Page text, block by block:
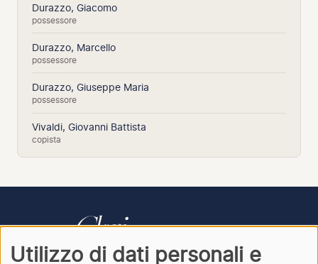
Durazzo, Giacomo
possessore
Durazzo, Marcello
possessore
Durazzo, Giuseppe Maria
possessore
Vivaldi, Giovanni Battista
copista
Utilizzo di dati personali e